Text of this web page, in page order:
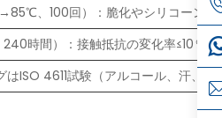
、100回）：脆化やシリコーンの
時間）：接触抵抗の変化率≤10％。
ISO 4611試験（アルコール、汗、